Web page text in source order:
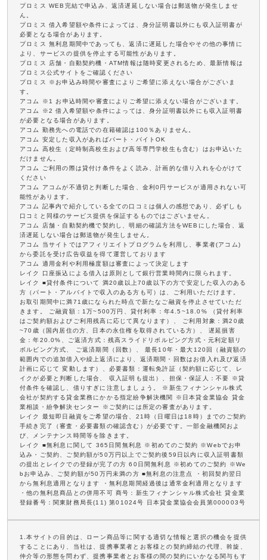
プロミス WEB完結で申込み、返済遅延しない場合は郵送物が発生しませ
ん。
プロミス 借入希望額や条件によっては、身分証明書以外にも収入証明書が
必要となる場合があります。
プロミス 無利息期間中であっても、返済に遅延した場合やその他の事情に
より、サービスの提供を停止する可能性があります。
プロミス 店舗・自動契約機・ATM情報は随時変更されるため、最新情報は
プロミス公式サイトをご確認ください
プロミス ※お申込み時間や審査によりご希望に添えない場合がございま
す。
アコム ※1 お申込時間や審査によりご希望に添えない場合がございます。
アコム ※2 借入希望額や条件によっては、身分証明書以外にも収入証明書
が必要となる場合があります。
アコム 勤務先への電話での在籍確認は100％ありません。
アコム 安定した収入があればパート・バイトOK
アコム 高校生（定時制高校生および高等専門学校生も含む）はお申込いた
だけません。
アコム ご利用の際は貸付け条件をよく読み、計画的な借り入れを心がけて
ください
アコム アコムが不適切と判断した場合、金利0円サービスが適用されない可
能性があります。
アコム 記事内で紹介している全ての口コミは個人の感想であり、必ずしも
口コミと同様のサービス提供を保証するものではございません。
アコム 店舗・自動契約機で契約し、明細の確認方法をWEBにした場合、返
済遅延しない場合は郵送物が発生しません。
アコム 当サイトではアフィリエイトプログラムを利用し、事業者(アコム)
から委託を受け広告収益を得て運営しております
アコム 適用金利や利用極度額は審査によって決定します
レイク 口座振込による借入は原則として銀行営業時間内に限られます。
レイク ■貸付条件について 満20歳以上70歳以下の方で安定した収入のある
方（パート・アルバイトで収入のある方も可）は、ご利用いただけます。
お取引期間中に満71歳になられた時点で新たなご融資を停止させていただ
きます。 ご融資額：1万~500万円、貸付利率：年4.5~18.0% （貸付利率
はご契約額およびご利用残高に応じて異なります）、 ご利用対象：満20歳
~70歳（国内居住の方、日本の永住権を取得されている方）、 遅延損害
金：年20.0%、ご返済方式：残高スライドリボルビング方式・元利定額リ
ボルビング方式、 ご返済期間（回数）、 最長10年・最大120回（融資額の
範囲内での追加借入や繰上返済により、返済期間・回数はお借入れ及び返済
計画に応じて 変動します）、必要書類：運転免許証（契約額に応じて、レ
イクが必要と判断した場合、 収入証明も提出）、担保・保証人：不要 ※貸
付条件を確認し、借りすぎに注意しましょう。 ※新生フィナンシャル株式
会社が契約する貸金業務にかかる指定紛争解決機関 ※日本貸金業協会 貸金
業相談・紛争解決センター ※ご契約には所定の審査があります。
レイク 最短即日融資をご希望の場合、21時（日曜日は18時）までのご契約
手続き完了（審査・必要書類の確認含む）が必要です。一部金融機関およ
び、メンテナンス時間等を除きます。
レイク ■無利息に関して 365日間無利息 ※初めてのご契約 ※Webでお申
込み・ご契約、ご契約額が50万円以上でご契約後59日以内に収入証明書類
の提出とレイクでの登録が完了の方 60日間無利息 ※初めてのご契約 ※We
bお申込み、ご契約額が50万円未満の方 ■無利息の注意点 ・初回契約翌日
から無利息適用となります ・無利息期間経過後は通常金利適用となります
・他の無利息商品との併用不可 商号：新生フィナンシャル株式会社 貸金業
登録番号：関東財務局長(11) 第01024号 日本貸金業協会会員第000003号
1.本サイトの目的は、ローン商品等に関する適切な情報と選択の機会を提供
することにあり、当社は、提携事業者とお客様との契約締結の代理、斡旋、
仲介等の形態を問わず、提携事業者とお客様の間の契約にいかなる関与もす